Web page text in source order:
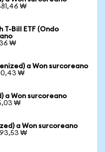
₩
T-Bill ETF (Ondo
₩
a Won surcoreano
₩
a Won surcoreano
₩
a Won surcoreano
₩